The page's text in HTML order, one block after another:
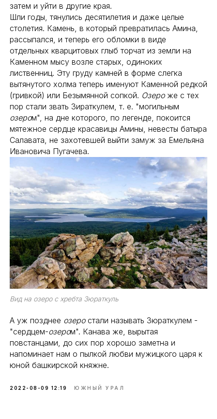
затем и уйти в другие края.
Шли годы, тянулись десятилетия и даже целые
столетия. Камень, в который превратилась Амина,
рассыпался, и теперь его обломки в виде
отдельных кварцитовых глыб торчат из земли на
Каменном мысу возле старых, одиноких
лиственниц. Эту груду камней в форме слегка
вытянутого холма теперь именуют Каменной редкой
(гривкой) или Безымянной сопкой. Озероже с тех
пор стали звать Зираткулем, т. е. "могильным
озером", на дне которого, по легенде, покоится
мятежное сердце красавицы Амины, невесты батыра
Салавата, не захотевшей выйти замуж за Емельяна
Ивановича Пугачева.
Вид на озеро с хребта Зюраткуль
А уж позднее озеростали называть Зюраткулем -
"сердцем-озером". Канава же, вырытая
повстанцами, до сих пор хорошо заметна и
напоминает нам о пылкой любви мужицкого царя к
юной башкирской княжне.
2022-08-09 12:19 ЮЖНЫЙ УРАЛ